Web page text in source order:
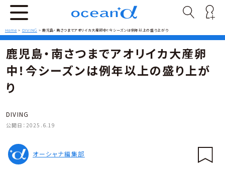
Home > DIVING >鹿児島・南さつまでアオリイカ大産卵中！今シーズンは例年以上の盛り上がり
鹿児島・南さつまでアオリイカ大産卵
中！今シーズンは例年以上の盛り上が
り
DIVING
公開日： 2025.6.19
オーシャナ編集部